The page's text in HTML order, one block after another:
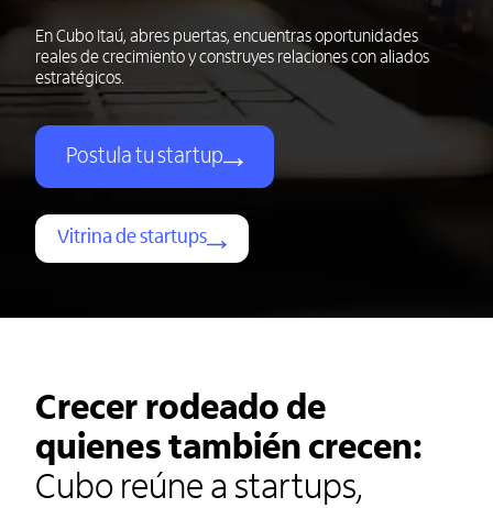
En Cubo Itaú, abres puertas, encuentras oportunidades
reales de crecimiento y construyes relaciones con aliados
estratégicos.
Postula tu startup
Vitrina de startups
Crecer rodeado de
quienes también crecen:
Cubo reúne a startups,